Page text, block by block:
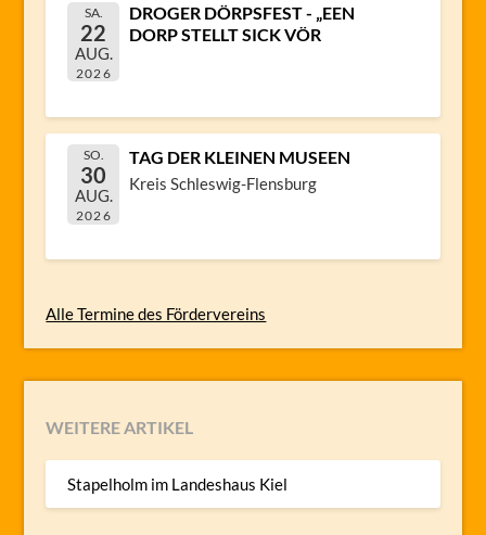
SA.
22
AUG.
2026
DROGER DÖRPSFEST - „EEN
DORP STELLT SICK VÖR
SO.
30
AUG.
2026
TAG DER KLEINEN MUSEEN
Kreis Schleswig-Flensburg
Alle Termine des Fördervereins
WEITERE ARTIKEL
Stapelholm im Landeshaus Kiel